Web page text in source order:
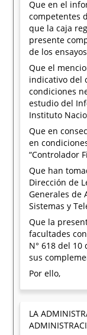
Que en el
competentes
que la caja
presente
de los
Que el
indicativo del
condiciones
estudio del
Instituto
Que en
en
“Controlador
Que han
Dirección de
Generales de
Sistemas y
Que la
facultades
N° 618 del
sus
Por ello,
LA